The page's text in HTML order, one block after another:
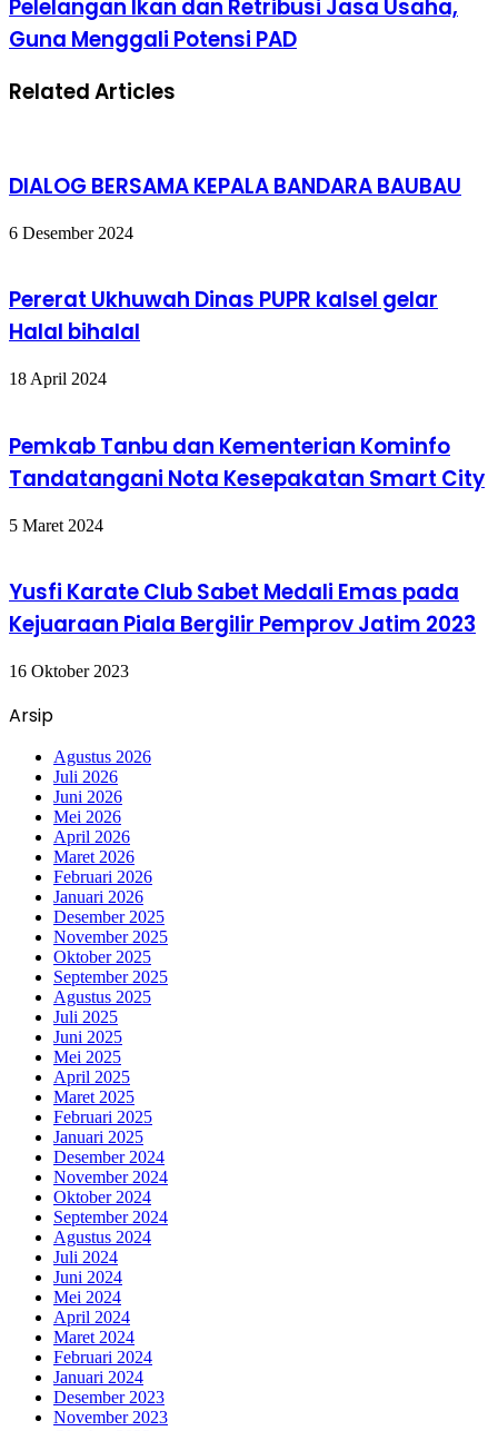
Pelelangan Ikan dan Retribusi Jasa Usaha,
Guna Menggali Potensi PAD
Related Articles
DIALOG BERSAMA KEPALA BANDARA BAUBAU
6 Desember 2024
Pererat Ukhuwah Dinas PUPR kalsel gelar
Halal bihalal
18 April 2024
Pemkab Tanbu dan Kementerian Kominfo
Tandatangani Nota Kesepakatan Smart City
5 Maret 2024
Yusfi Karate Club Sabet Medali Emas pada
Kejuaraan Piala Bergilir Pemprov Jatim 2023
16 Oktober 2023
Arsip
Agustus 2026
Juli 2026
Juni 2026
Mei 2026
April 2026
Maret 2026
Februari 2026
Januari 2026
Desember 2025
November 2025
Oktober 2025
September 2025
Agustus 2025
Juli 2025
Juni 2025
Mei 2025
April 2025
Maret 2025
Februari 2025
Januari 2025
Desember 2024
November 2024
Oktober 2024
September 2024
Agustus 2024
Juli 2024
Juni 2024
Mei 2024
April 2024
Maret 2024
Februari 2024
Januari 2024
Desember 2023
November 2023